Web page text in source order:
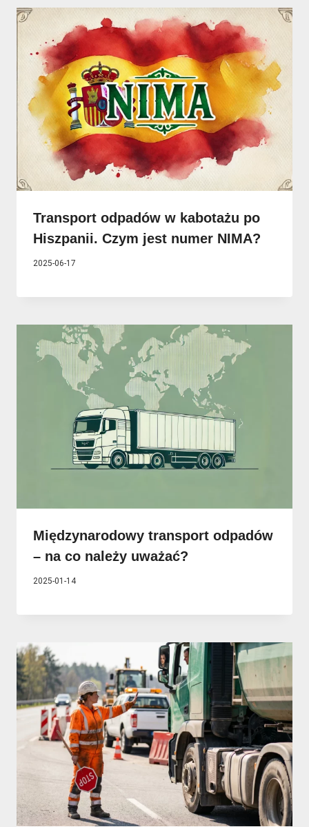
Transport odpadów w kabotażu po
Hiszpanii. Czym jest numer NIMA?
2025-06-17
Międzynarodowy transport odpadów
– na co należy uważać?
2025-01-14